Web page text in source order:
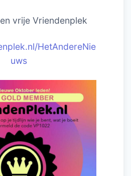
vrije Vriendenplek
HetAndereNie
uws